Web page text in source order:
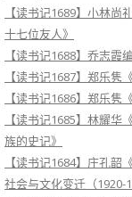
【读书记1689】小林尚
十七位友人》
【读书记1688】乔志霞
【读书记1687】郑乐隽
【读书记1686】郑乐隽
【读书记1685】林耀华
族的史记》
【读书记1684】庄孔韶
社会与文化变迁（1920-